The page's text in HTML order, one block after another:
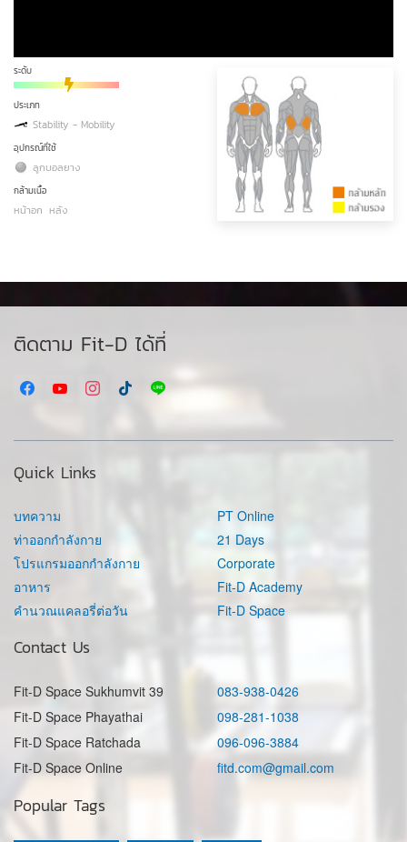
ระดับ
ประเภท
Stability - Mobility
อุปกรณ์ที่ใช้
ลูกบอลยาง
กล้ามเนื้อ
หน้าอก หลัง
ติดตาม Fit-D ได้ที่
Quick Links
บทความ
ท่าออกกำลังกาย
โปรแกรมออกกำลังกาย
อาหาร
คำนวณแคลอรี่ต่อวัน
PT Online
21 Days
Corporate
Fit-D Academy
Fit-D Space
Contact Us
Fit-D Space Sukhumvit 39
083-938-0426
Fit-D Space Phayathai
098-281-1038
Fit-D Space Ratchada
096-096-3884
Fit-D Space Online
fitd.com@gmail.com
Popular Tags